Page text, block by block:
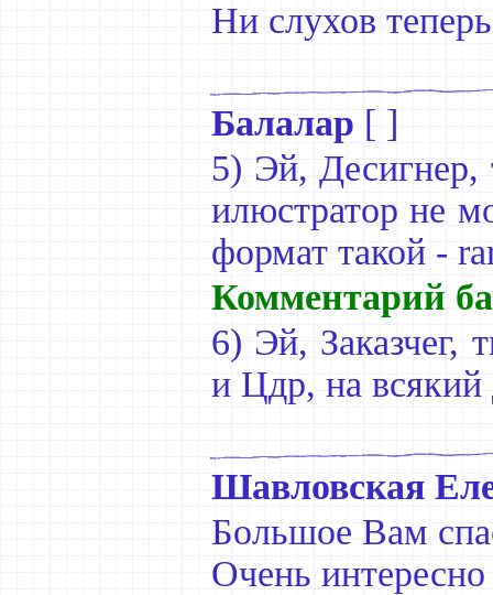
Ни слухов
Балалар [ ]
5) Эй,
илюстратор не
формат такой -
Комментарий
6) Эй,
и Цдр, на всякий
Шавловская
Большое Вам
Очень